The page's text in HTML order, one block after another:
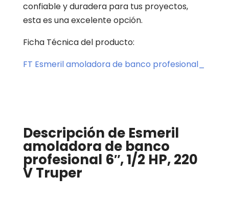
confiable y duradera para tus proyectos,
esta es una excelente opción.
Ficha Técnica del producto:
FT Esmeril amoladora de banco profesional_
Descripción de Esmeril
amoladora de banco
profesional 6″, 1/2 HP, 220
V Truper